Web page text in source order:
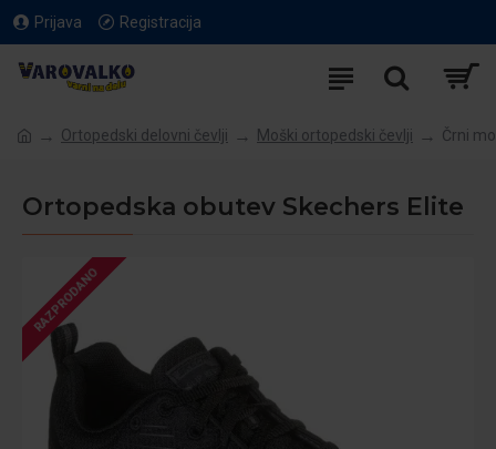
Prijava Registracija
Ortopedski delovni čevlji Moški ortopedski čevlji Črni
Ortopedska obutev Skechers Elite
RAZPRODANO